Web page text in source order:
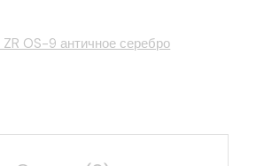
ZR OS-9 античное серебро